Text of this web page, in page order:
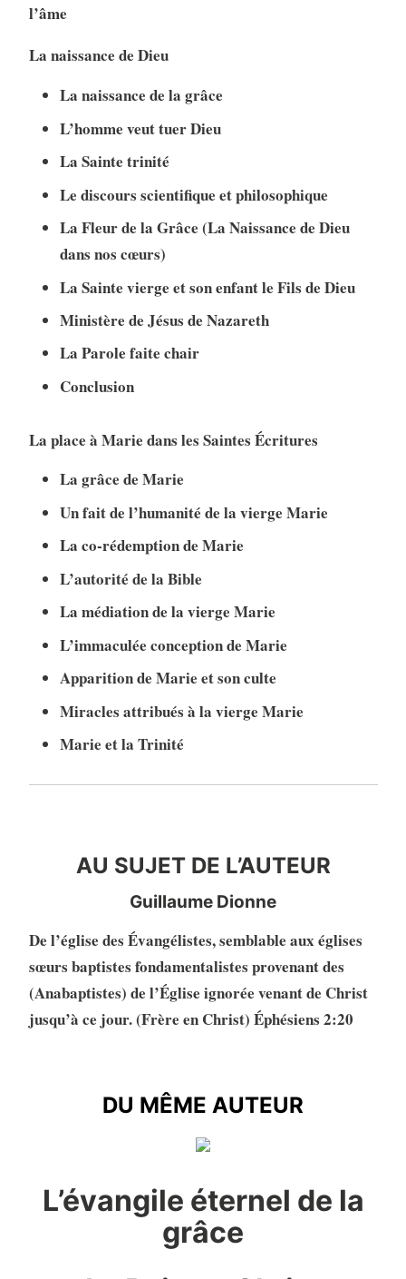
l’âme
La naissance de Dieu
La naissance de la grâce
L’homme veut tuer Dieu
La Sainte trinité
Le discours scientifique et philosophique
La Fleur de la Grâce (La Naissance de Dieu
dans nos cœurs)
La Sainte vierge et son enfant le Fils de Dieu
Ministère de Jésus de Nazareth
La Parole faite chair
Conclusion
La place à Marie dans les Saintes Écritures
La grâce de Marie
Un fait de l’humanité de la vierge Marie
La co-rédemption de Marie
L’autorité de la Bible
La médiation de la vierge Marie
L’immaculée conception de Marie
Apparition de Marie et son culte
Miracles attribués à la vierge Marie
Marie et la Trinité
AU SUJET DE L’AUTEUR
Guillaume Dionne
De l’église des Évangélistes, semblable aux églises
sœurs baptistes fondamentalistes provenant des
(Anabaptistes) de l’Église ignorée venant de Christ
jusqu’à ce jour. (Frère en Christ) Éphésiens 2:20
DU MÊME AUTEUR
L’évangile éternel de la
grâce